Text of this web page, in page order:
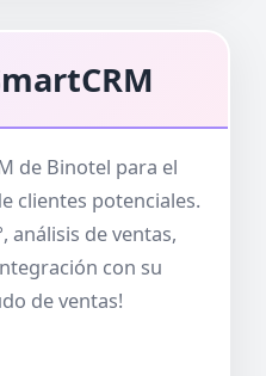
de Binotel para el
clientes potenciales.
análisis de ventas,
con su
de ventas!